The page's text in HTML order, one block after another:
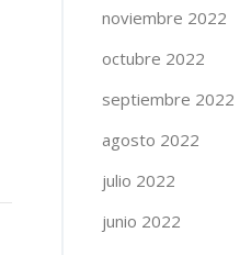
noviembre 2022
octubre 2022
septiembre 2022
agosto 2022
julio 2022
junio 2022